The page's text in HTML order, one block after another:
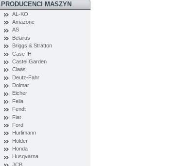
PRODUCENCI MASZYN
AL-KO
Amazone
AS
Belarus
Briggs & Stratton
Case IH
Castel Garden
Claas
Deutz-Fahr
Dolmar
Eicher
Fella
Fendt
Fiat
Ford
Hurlimann
Holder
Honda
Husqvarna
JCB